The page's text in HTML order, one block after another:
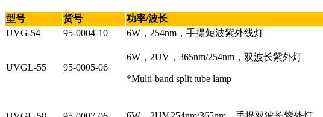
型号 货号 功率/波长
UVG-54
95-0004-10 6W，254nm，手提短波紫外线灯
UVGL-55 95-0005-06
6W，2UV，365nm/254nm，双波长紫外灯
*Multi-band split tube lamp